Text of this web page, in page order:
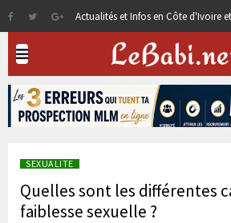
Actualités et Infos en Côte d'Ivoire
SEXUALITE
Quelles sont les différentes
faiblesse sexuelle ?